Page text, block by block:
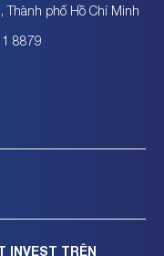
phố Hồ Chí Minh
8879
INVEST TRÊN